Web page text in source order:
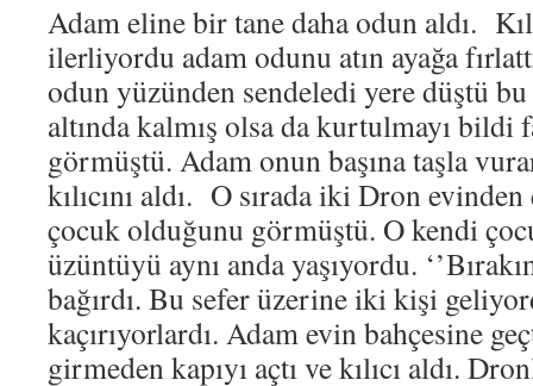
Adam eline bir tane daha odun aldı.
ilerliyordu adam odunu atın ayağa
odun yüzünden sendeledi yere düştü
altında kalmış olsa da kurtulmayı bildi
görmüştü. Adam onun başına taşla
kılıcını aldı. O sırada iki Dron
çocuk olduğunu görmüştü. O kendi
üzüntüyü aynı anda yaşıyordu.
bağırdı. Bu sefer üzerine iki kişi
kaçırıyorlardı. Adam evin bahçesine
girmeden kapıyı açtı ve kılıcı aldı.